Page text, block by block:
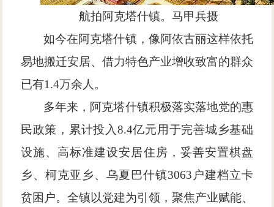
航拍阿克塔什镇。 马甲兵摄
如今在阿克塔什镇，像阿依古丽这样依托
易地搬迁安居、借力特色产业增收致富的群众
已有1.4万余人。
多年来，阿克塔什镇积极落实落地党的惠
民政策，累计投入 8.4亿元用于完善城乡基础
设施、高标准建设安居住房，妥善安置棋盘
乡、柯克亚乡、乌夏巴什镇3063户建档立卡
贫困户。全镇以党建为引领，聚焦产业赋能、